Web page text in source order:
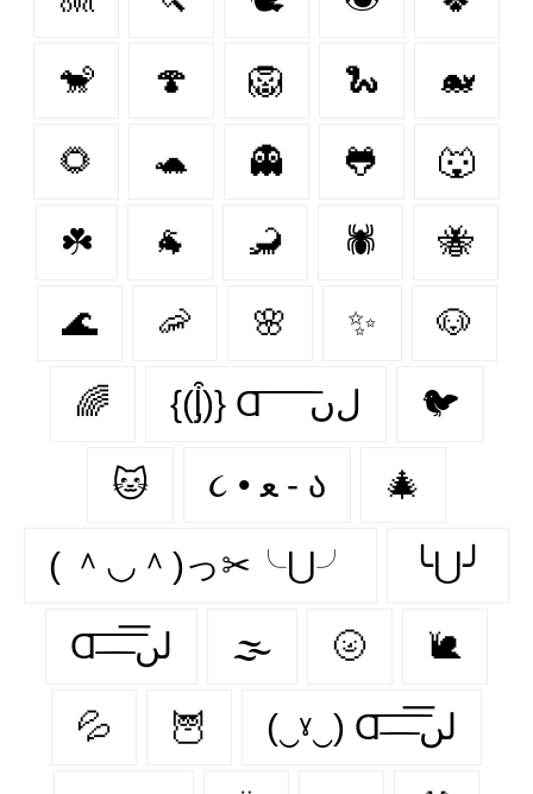
🐒 🍄 🦁 🐍 🐋
🌻 🐢 👻 🐸 🐺
☘️ 🐐 🦂 🕷 🐝
🌊 🦐 🌸 ✨ 🐶
🌈 {(ᶅ͒)} Ɑ͞ ͞ ͞ ͞ ͞ ﻝﮞ 🐦‍
🐱 ૮ • ﻌ - ა 🎄
( ＾◡＾)っ✂╰⋃╯ ╰⋃╯
Ɑ͞ ̶͞ ̶͞ ̶͞ لں͞ 🌫️ 🌝 🐌
💦 🦉 (‿ˠ‿) Ɑ͞ ̶͞ ̶͞ ̶͞ لں͞